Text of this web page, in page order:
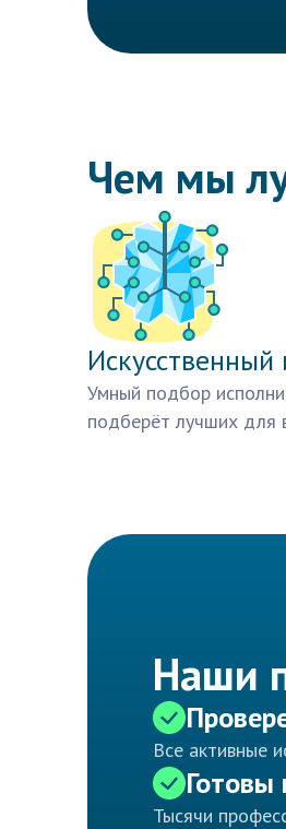
Чем мы
Искусственный
Умный подбор
подберёт лучших для
Наши
Все активные
Готовы
Тысячи